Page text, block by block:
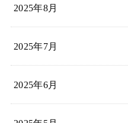
2025年8月
2025年7月
2025年6月